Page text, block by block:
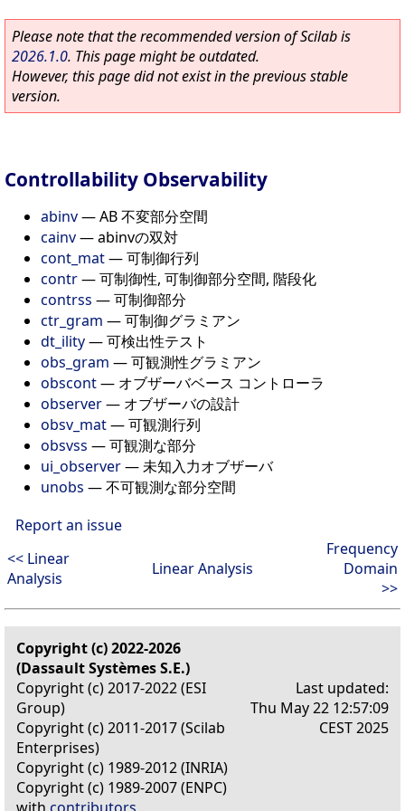
Please note that the recommended version of Scilab is
2026.1.0. This page might be outdated.
However, this page did not exist in the previous stable
version.
Controllability Observability
abinv—AB 不変部分空間
cainv—abinvの双対
cont_mat—可制御行列
contr—可制御性, 可制御部分空間, 階段化
contrss —可制御部分
ctr_gram —可制御グラミアン
dt_ility—可検出性テスト
obs_gram —可観測性グラミアン
obscont— オブザーバベース コントローラ
observer— オブザーバの設計
obsv_mat—可観測行列
obsvss —可観測な部分
ui_observer—未知入力オブザーバ
unobs —不可観測な部分空間
Report an issue
<< Linear
Analysis
Linear Analysis
Frequency
Domain
>>
Copyright (c) 2022-2026
(Dassault Systèmes S.E.)
Copyright (c) 2017-2022 (ESI
Group)
Copyright (c) 2011-2017 (Scilab
Enterprises)
Copyright (c) 1989-2012 (INRIA)
Copyright (c) 1989-2007 (ENPC)
Last updated:
Thu May 22 12:57:09
CEST 2025